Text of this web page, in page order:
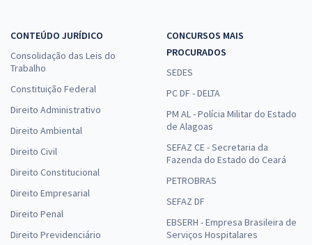
CONTEÚDO JURÍDICO
Consolidação das Leis do
Trabalho
Constituição Federal
Direito Administrativo
Direito Ambiental
Direito Civil
Direito Constitucional
Direito Empresarial
Direito Penal
Direito Previdenciário
CONCURSOS MAIS
PROCURADOS
SEDES
PC DF - DELTA
PM AL - Polícia Militar do Estado
de Alagoas
SEFAZ CE - Secretaria da
Fazenda do Estado do Ceará
PETROBRAS
SEFAZ DF
EBSERH - Empresa Brasileira de
Serviços Hospitalares